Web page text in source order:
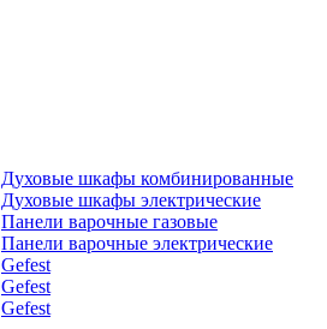
Духовые шкафы комбинированные
Духовые шкафы электрические
Панели варочные газовые
Панели варочные электрические
Gefest
Gefest
Gefest